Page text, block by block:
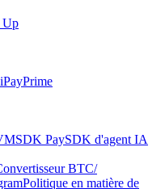
Up
PayPrime
SDK PaySDK d'agent IA
BTC/
Politique en matière de